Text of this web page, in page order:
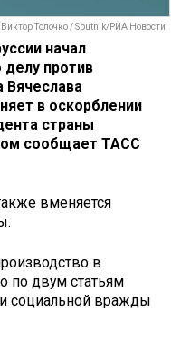
Толочко / Sputnik/РИА Новости
начал
делу против
Вячеслава
в оскорблении
страны
сообщает ТАСС
вменяется
в
по двум статьям
социальной вражды